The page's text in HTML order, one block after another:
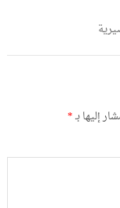
إليها بـ*